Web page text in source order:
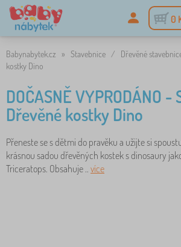
0
Babynabytek.cz » Stavebnice / Dřevěné
kostky Dino
DOČASNĚ VYPRODÁNO
Dřevěné kostky Dino
Přeneste se s dětmi do pravěku a užijte si
krásnou sadou dřevěných kostek s dinosaury
Triceratops. Obsahuje .. více